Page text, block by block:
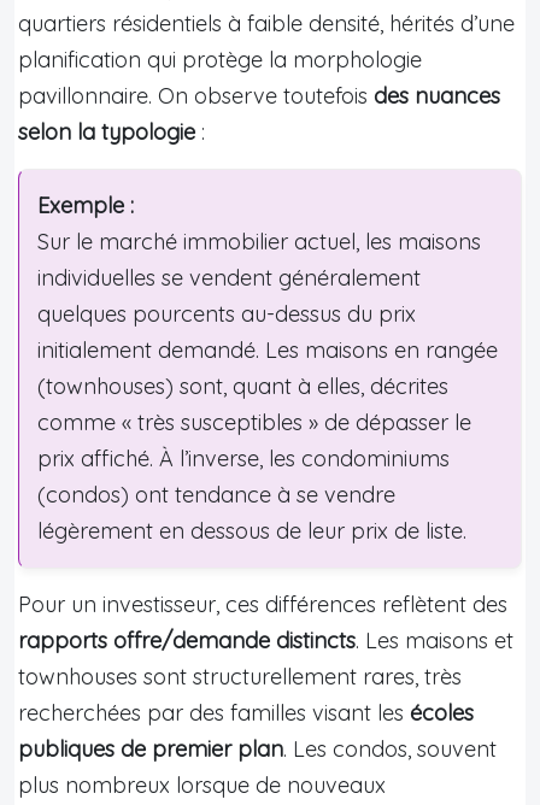
quartiers résidentiels à faible densité, hérités d’une
planification qui protège la morphologie
pavillonnaire. On observe toutefois des nuances
selon la typologie :
Exemple :
Sur le marché immobilier actuel, les maisons
individuelles se vendent généralement
quelques pourcents au-dessus du prix
initialement demandé. Les maisons en rangée
(townhouses) sont, quant à elles, décrites
comme « très susceptibles » de dépasser le
prix affiché. À l’inverse, les condominiums
(condos) ont tendance à se vendre
légèrement en dessous de leur prix de liste.
Pour un investisseur, ces différences reflètent des
rapports offre/demande distincts. Les maisons et
townhouses sont structurellement rares, très
recherchées par des familles visant les écoles
publiques de premier plan. Les condos, souvent
plus nombreux lorsque de nouveaux